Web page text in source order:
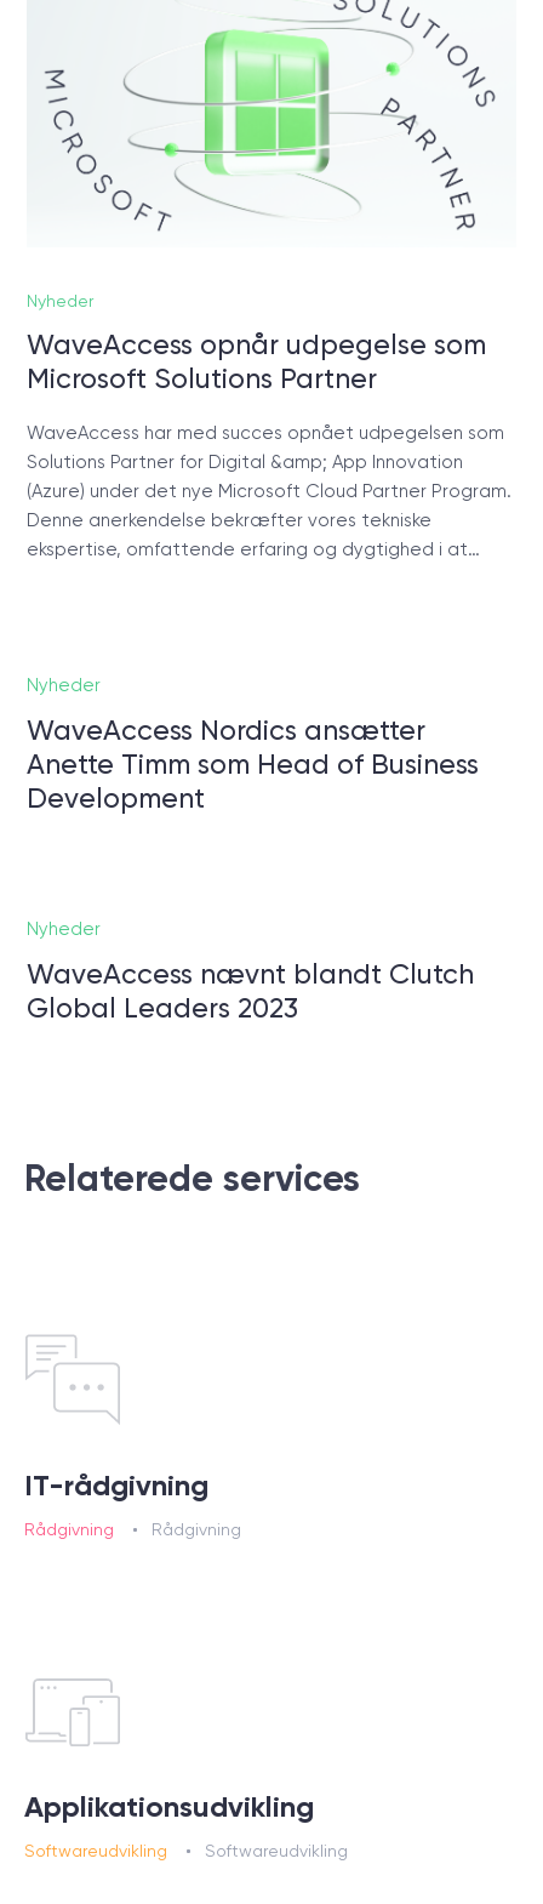
Nyheder
WaveAccess opnår udpegelse som
Microsoft Solutions Partner
WaveAccess har med succes opnået udpegelsen som
Solutions Partner for Digital &amp; App Innovation
(Azure) under det nye Microsoft Cloud Partner Program.
Denne anerkendelse bekræfter vores tekniske
ekspertise, omfattende erfaring og dygtighed i at…
Nyheder
WaveAccess Nordics ansætter
Anette Timm som Head of Business
Development
Nyheder
WaveAccess nævnt blandt Clutch
Global Leaders 2023
Relaterede services
IT-rådgivning
Rådgivning Rådgivning
Applikationsudvikling
Softwareudvikling Softwareudvikling